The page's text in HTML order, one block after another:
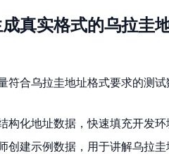
真实格式的乌拉圭
符合乌拉圭地址格式要求的测
化地址数据，快速填充开发环
创建示例数据，用于讲解乌拉